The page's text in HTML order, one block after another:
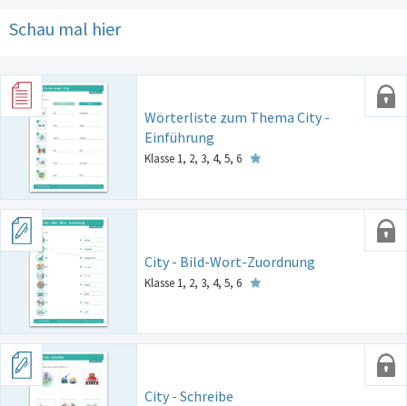
Schau mal hier
Wörterliste zum Thema City -
Einführung
Klasse 1, 2, 3, 4, 5, 6
City - Bild-Wort-Zuordnung
Klasse 1, 2, 3, 4, 5, 6
City - Schreibe